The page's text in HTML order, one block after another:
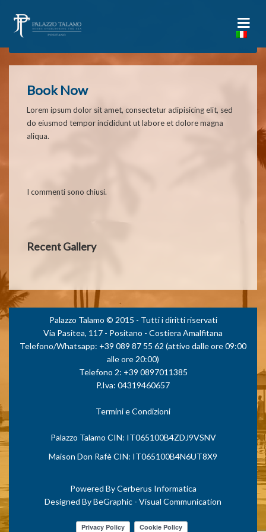
Book Now
Lorem ipsum dolor sit amet, consectetur adipisicing elit, sed
do eiusmod tempor incididunt ut labore et dolore magna
aliqua.
I commenti sono chiusi.
Recent Gallery
Palazzo Talamo © 2015 - Tutti i diritti riservati
Via Pasitea, 117 - Positano - Costiera Amalfitana
Telefono/Whatsapp: +39 089 87 55 62 (attivo dalle ore 09:00
alle ore 20:00)
Telefono 2: +39 0897011385
P.Iva: 04319460657
Termini e Condizioni
Palazzo Talamo CIN: IT065100B4ZDJ9VSNV
Maison Don Rafè CIN: IT065100B4N6UT8X9
Powered ByCerberus Informatica
Designed ByBeGraphic - Visual Communication